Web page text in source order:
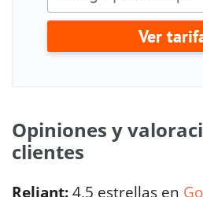
Ver
Opiniones y
clientes
Reliant:4,5 estrellas en